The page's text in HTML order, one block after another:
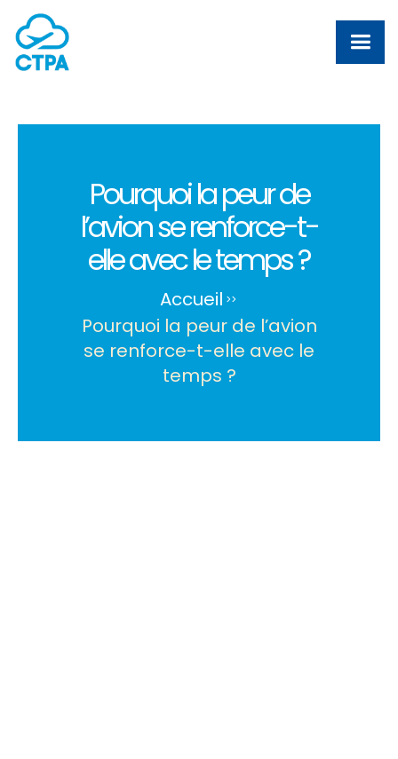
Pourquoi la peur de
l’avion se renforce-t-
elle avec le temps ?
Accueil >>
Pourquoi la peur de l’avion
se renforce-t-elle avec le
temps ?